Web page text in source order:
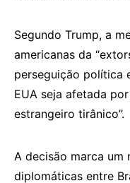
Segundo Trump, a
americanas da
perseguição política
EUA seja afetada
estrangeiro tirânico”.
A decisão marca um
diplomáticas entre